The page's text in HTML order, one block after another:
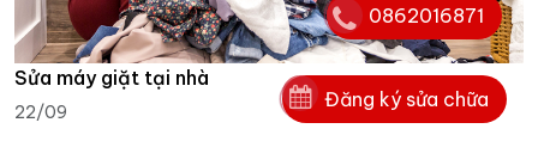
Sửa máy giặt tại nhà
22/09
Đăng ký sửa chữa
0862016871